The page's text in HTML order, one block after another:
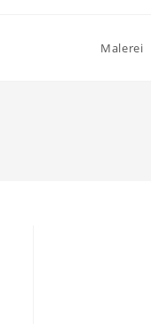
Malerei